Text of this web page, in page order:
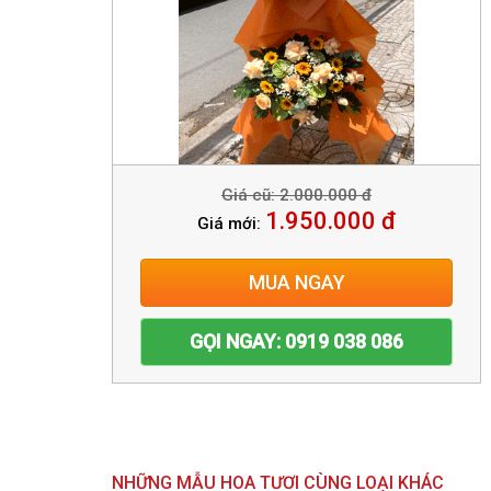
Giá cũ: 2.000.000 đ
Giá mới: 1.950.000 đ
MUA NGAY
GỌI NGAY: 0919 038 086
NHỮNG MẪU HOA TƯƠI CÙNG LOẠI KHÁC